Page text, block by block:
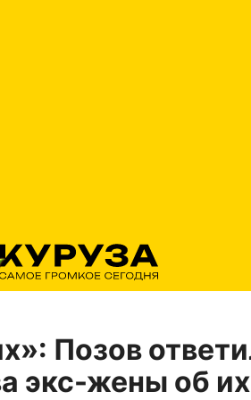
Позов
экс-жены об их